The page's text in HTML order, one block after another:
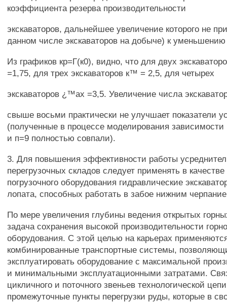
коэффициента резерва производительности
экскаваторов, дальнейшее увеличение которого не
данном числе экскаваторов на добыче) к
Из графиков кр=Г(к0), видно, что для двух
=1,75, для трех экскаваторов к™ = 2,5, для четырех
экскаваторов ¿™ах =3,5. Увеличение числа
свыше восьми практически не улучшает показатели
(полученные в процессе моделирования зависимости
и п=9 полностью совпали).
3. Для повышения эффективности работы
перегрузочных складов следует применять в
погрузочного оборудования гидравлические
лопата, способных работать в забое нижним
По мере увеличения глубины ведения открытых
задача сохранения высокой производительности
оборудования. С этой целью на карьерах
комбинированные транспортные системы,
эксплуатировать оборудование с максимальной
и минимальными эксплуатационными затратами.
цикличного и поточного звеньев технологической
промежуточные пункты перегрузки руды, которые в